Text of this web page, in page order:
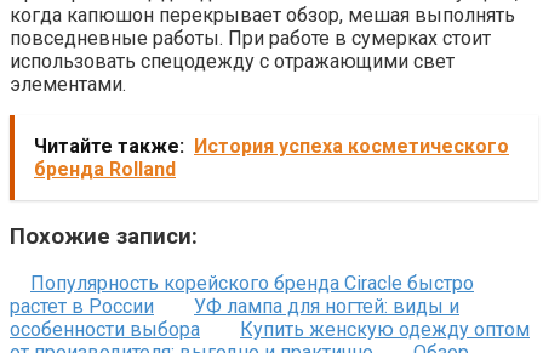
когда капюшон перекрывает обзор, мешая выполнять
повседневные работы. При работе в сумерках стоит
использовать спецодежду с отражающими свет
элементами.
Читайте также: История успеха косметического
бренда Rolland
Похожие записи:
Популярность корейского бренда Ciracle быстро
растет в России
УФ лампа для ногтей: виды и
особенности выбора
Купить женскую одежду оптом